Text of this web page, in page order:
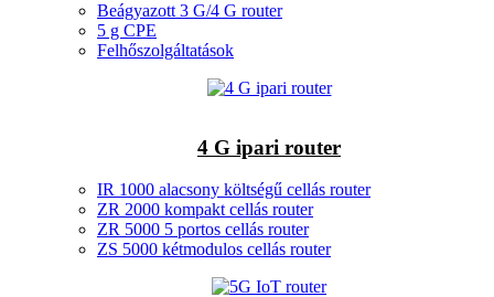
Beágyazott 3 G/4 G router
5 g CPE
Felhőszolgáltatások
4 G ipari router
IR 1000 alacsony költségű cellás router
ZR 2000 kompakt cellás router
ZR 5000 5 portos cellás router
ZS 5000 kétmodulos cellás router